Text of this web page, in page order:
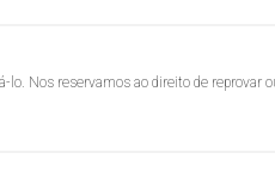
lo. Nos reservamos ao direito de